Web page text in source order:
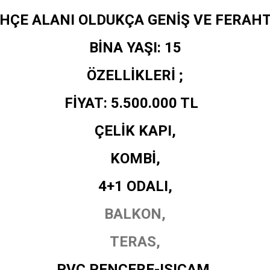
ALANI OLDUKÇA GENİŞ VE
BİNA YAŞI: 15
ÖZELLİKLERİ ;
FİYAT: 5.500.000 TL
ÇELİK KAPI,
KOMBİ,
4+1 ODALI,
BALKON,
TERAS,